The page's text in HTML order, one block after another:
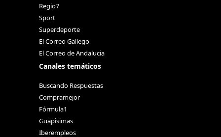
Regio7
Sport
Superdeporte
El Correo Gallego
El Correo de Andalucia
Canales temáticos
Buscando Respuestas
Compramejor
Fórmula1
Guapisimas
Iberempleos